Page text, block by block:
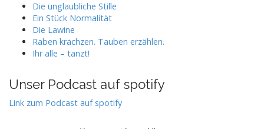
Die unglaubliche Stille
Ein Stück Normalität
Die Lawine
Raben krächzen. Tauben erzählen.
Ihr alle – tanzt!
Unser Podcast auf spotify
Link zum Podcast auf spotify